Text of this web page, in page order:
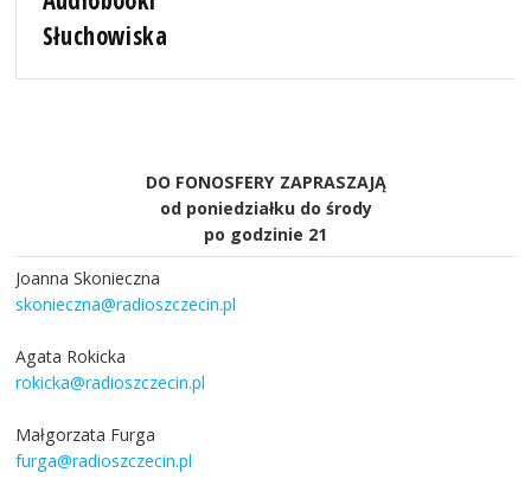
Słuchowiska
DO FONOSFERY ZAPRASZAJĄ
od poniedziałku do środy
po godzinie 21
Joanna Skonieczna
skonieczna@radioszczecin.pl
Agata Rokicka
rokicka@radioszczecin.pl
Małgorzata Furga
furga@radioszczecin.pl